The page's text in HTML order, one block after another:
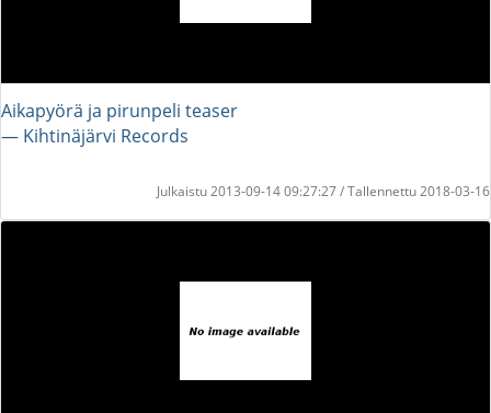
Aikapyörä ja pirunpeli teaser
― Kihtinäjärvi Records
Julkaistu 2013-09-14 09:27:27 / Tallennettu 2018-03-16